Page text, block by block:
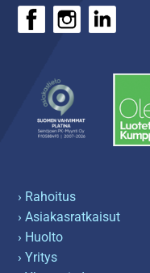
› Rahoitus
› Asiakasratkaisut
› Huolto
› Yritys